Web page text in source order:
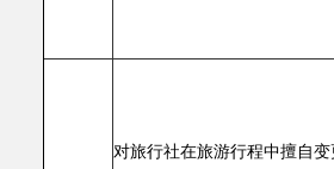
对旅行社在旅游行程中擅自